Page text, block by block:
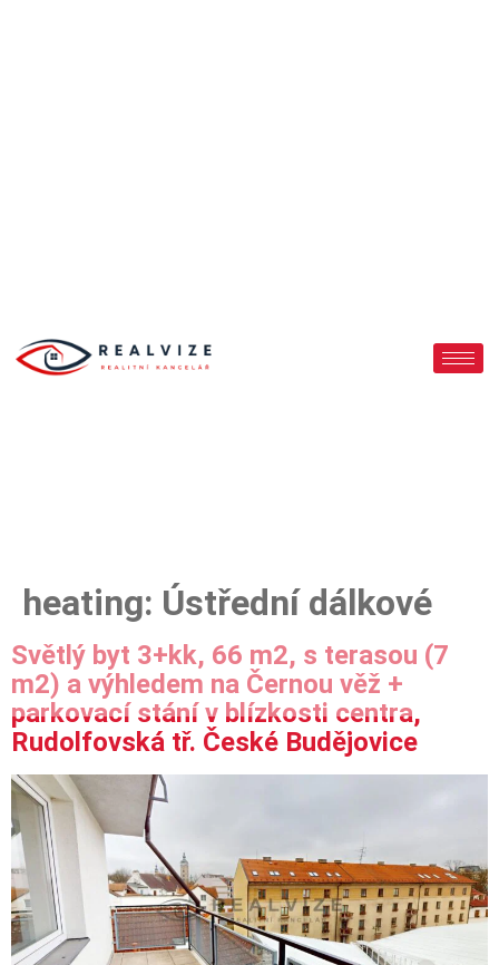
heating: Ústřední dálkové
Světlý byt 3+kk, 66 m2, s terasou (7
m2) a výhledem na Černou věž +
parkovací stání v blízkosti centra,
Rudolfovská tř. České Budějovice